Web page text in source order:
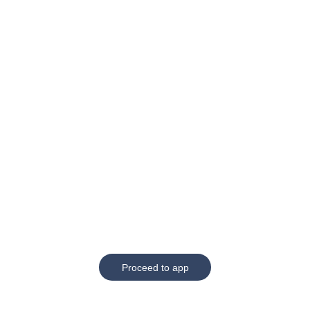
Proceed to app